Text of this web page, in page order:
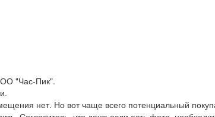
"Час-Пик".
нет. Но вот чаще всего потенциальный